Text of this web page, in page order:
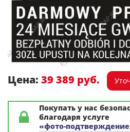
Цена: 39 389 руб.
Покупать у нас
благодаря услуге
«фото-